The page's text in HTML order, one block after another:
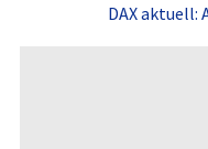
DAX aktuell: